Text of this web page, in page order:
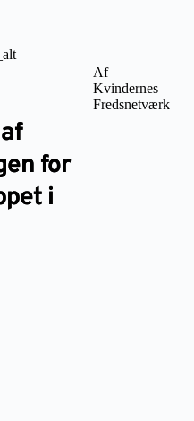
for
i
Af
Kvindernes
Fredsnetværk